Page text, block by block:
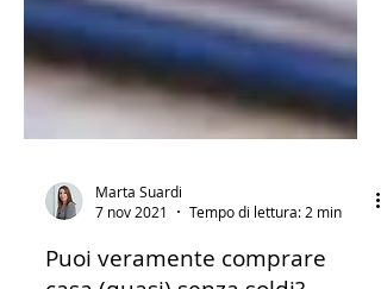
7 nov 2021
Tempo di lettura: 2 min